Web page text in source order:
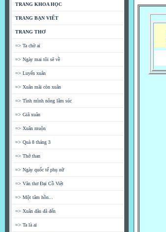
TRANG KHOA HỌC
TRANG BẠN VIẾT
TRANG THƠ
=> Ta chờ ai
=> Ngày mai tôi sẽ về
=> Luyến xuân
=> Xuân mãi còn xuân
=> Tình mình nông lâm súc
=> Giã xuân
=> Xuân muộn
=> Quà 8 tháng 3
=> Thở than
=> Ngày quốc tế phụ nữ
=> Văn thơ Đại Cồ Việt
=> Một tâm hồn...
=> Xuân đâu đã đến
=> Ta là ai